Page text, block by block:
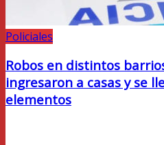
Policiales
Robos en distintos
ingresaron a casas y se
elementos